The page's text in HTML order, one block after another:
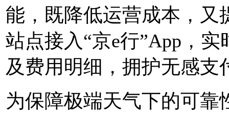
能，既降低运营成本，又
站点接入“京e行”App，
及费用明细，拥护无感
为保障极端天气下的可